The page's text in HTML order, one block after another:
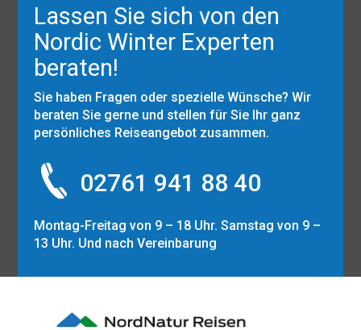
Lassen Sie sich von den
Nordic Winter Experten
beraten!
Sie haben Fragen oder spezielle Wünsche? Wir
beraten Sie gerne und stellen für Sie Ihr ganz
persönliches Reiseangebot zusammen.
02761 941 88 40
Montag-Freitag von 9 – 18 Uhr. Samstag von 9 –
13 Uhr. Und nach Vereinbarung